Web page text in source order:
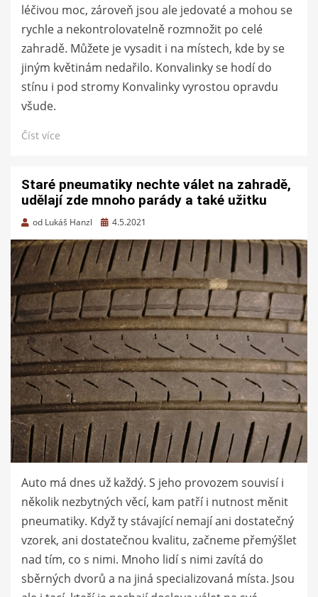
léčivou moc, zároveň jsou ale jedovaté a mohou se
rychle a nekontrolovatelně rozmnožit po celé
zahradě. Můžete je vysadit i na místech, kde by se
jiným květinám nedařilo. Konvalinky se hodí do
stínu i pod stromy Konvalinky vyrostou opravdu
všude.
Číst více
Staré pneumatiky nechte válet na zahradě,
udělají zde mnoho parády a také užitku
od Lukáš Hanzl
Zveřejněno
4.5.2021
Auto má dnes už každý. S jeho provozem souvisí i
několik nezbytných věcí, kam patří i nutnost měnit
pneumatiky. Když ty stávající nemají ani dostatečný
vzorek, ani dostatečnou kvalitu, začneme přemýšlet
nad tím, co s nimi. Mnoho lidí s nimi zavítá do
sběrných dvorů a na jiná specializovaná místa. Jsou